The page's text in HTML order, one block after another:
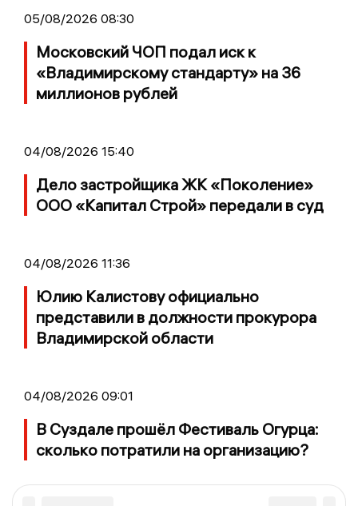
05/08/2026 08:30
Московский ЧОП подал иск к
«Владимирскому стандарту» на 36
миллионов рублей
04/08/2026 15:40
Дело застройщика ЖК «Поколение»
ООО «Капитал Строй» передали в суд
04/08/2026 11:36
Юлию Калистову официально
представили в должности прокурора
Владимирской области
04/08/2026 09:01
В Суздале прошёл Фестиваль Огурца:
сколько потратили на организацию?